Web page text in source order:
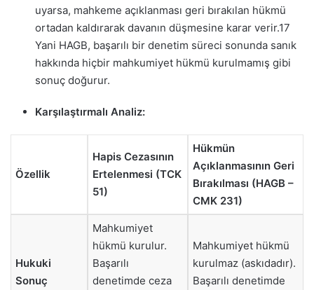
uyarsa, mahkeme açıklanması geri bırakılan hükmü
ortadan kaldırarak davanın düşmesine karar verir.17
Yani HAGB, başarılı bir denetim süreci sonunda sanık
hakkında hiçbir mahkumiyet hükmü kurulmamış gibi
sonuç doğurur.
Karşılaştırmalı Analiz:
Özellik
Hapis Cezasının
Ertelenmesi (TCK
51)
Hükmün
Açıklanmasının Geri
Bırakılması (HAGB –
CMK 231)
Hukuki
Sonuç
Mahkumiyet
hükmü kurulur.
Başarılı
denetimde ceza
Mahkumiyet hükmü
kurulmaz (askıdadır).
Başarılı denetimde